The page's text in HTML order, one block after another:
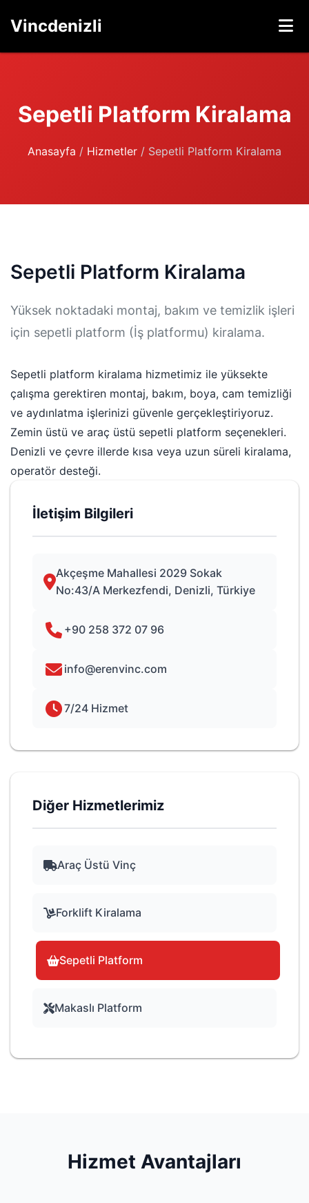
Vincdenizli
Sepetli Platform Kiralama
Anasayfa / Hizmetler / Sepetli Platform Kiralama
Sepetli Platform Kiralama
Yüksek noktadaki montaj, bakım ve temizlik işleri
için sepetli platform (İş platformu) kiralama.
Sepetli platform kiralama hizmetimiz ile yüksekte
çalışma gerektiren montaj, bakım, boya, cam temizliği
ve aydınlatma işlerinizi güvenle gerçekleştiriyoruz.
Zemin üstü ve araç üstü sepetli platform seçenekleri.
Denizli ve çevre illerde kısa veya uzun süreli kiralama,
operatör desteği.
İletişim Bilgileri
Akçeşme Mahallesi 2029 Sokak
No:43/A Merkezfendi, Denizli, Türkiye
+90 258 372 07 96
info@erenvinc.com
7/24 Hizmet
Diğer Hizmetlerimiz
Araç Üstü Vinç
Forklift Kiralama
Sepetli Platform
Makaslı Platform
Hizmet Avantajları